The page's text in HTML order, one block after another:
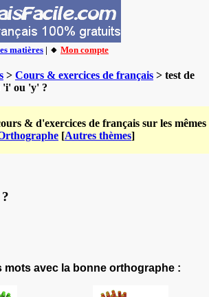
matières | 🔸 Mon compte
> Cours & exercices de français > test de
'i' ou 'y' ?
& d'exercices de français sur les mêmes
[Autres thèmes]
mots avec la bonne orthographe :